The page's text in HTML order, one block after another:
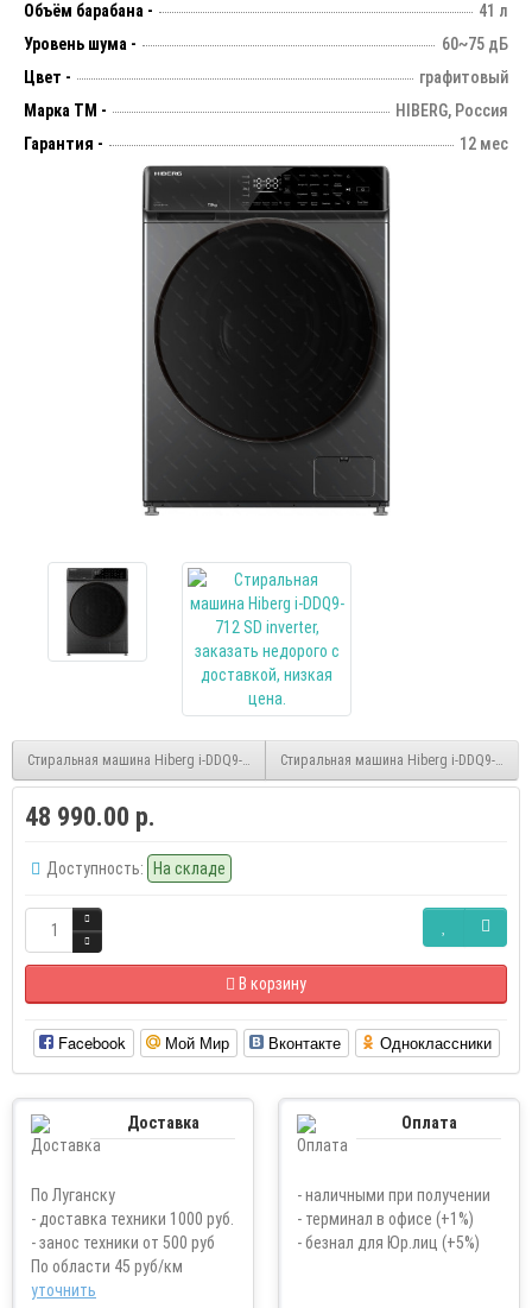
Объём барабана -
41 л
Уровень шума -
60~75 дБ
Цвет -
графитовый
Марка ТМ -
HIBERG, Россия
Гарантия -
12 мес
Стиральная машина Hiberg i-DDQ9-712 W inverterСтиральная машина Hiberg i-DDQ9-
48 990.00 р.
Доступность: На складе
В корзину
Facebook Мой Мир Вконтакте Одноклассники
Доставка
По Луганску
- доставка техники 1000 руб.
- занос техники от 500 руб
По области 45 руб/км
уточнить
Оплата
- наличными при получении
- терминал в офисе (+1%)
- безнал для Юр.лиц (+5%)